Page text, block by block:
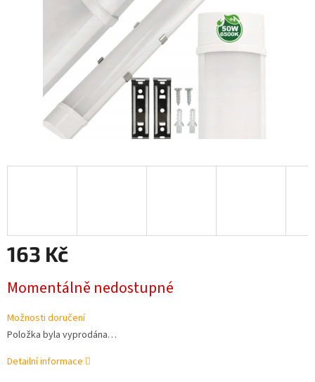
163 Kč
cena:
Momentálně nedostupné
Možnosti doručení
Položka byla vyprodána…
Detailní informace